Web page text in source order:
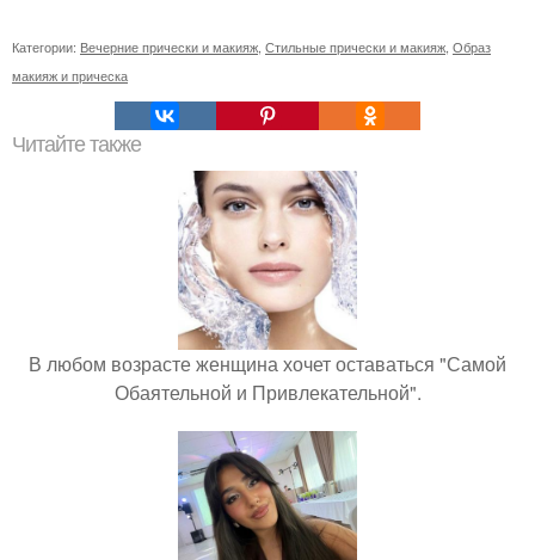
Категории: Вечерние прически и макияж Стильные прически и макияж Образ
макияж и прическа
Читайте также
В любом возрасте женщина хочет оставаться "Самой
Обаятельной и Привлекательной".